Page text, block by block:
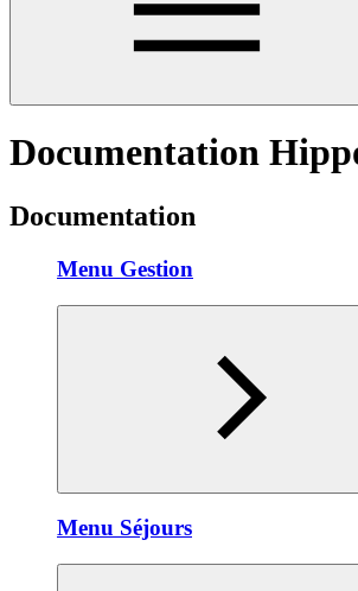
Documentation
Documentation
Menu Gestion
Menu Séjours